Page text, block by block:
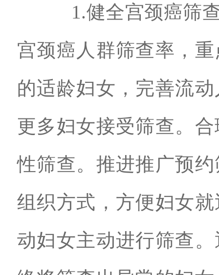
1.健全宫颈癌筛查
宫颈癌人群筛查率，
的适龄妇女，完善流
更多妇女接受筛查。
性筛查。推进推广预
组织方式，方便妇女
动妇女主动进行筛查